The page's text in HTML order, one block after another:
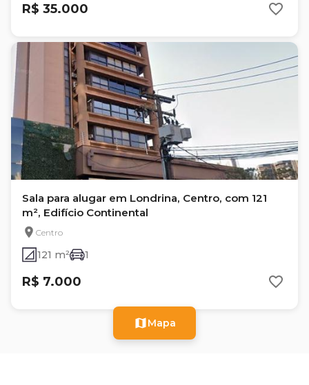
R$ 35.000
Sala para alugar em Londrina, Centro, com 121
m², Edifício Continental
Centro
121 m² 1
R$ 7.000
Mapa